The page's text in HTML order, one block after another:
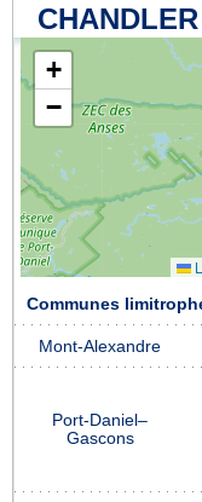
CHANDLER
+
−
Communes
Mont-Alexandre
Port-Daniel–
Gascons